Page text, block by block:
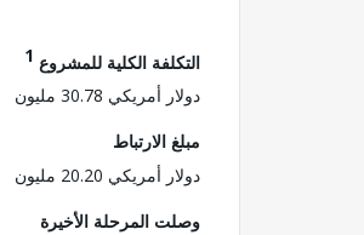
التكلفة الكلية للمشروع 1
دولار أمريكي 30.78 مليون
مبلغ الارتباط
دولار أمريكي 20.20 مليون
وصلت المرحلة الأخيرة